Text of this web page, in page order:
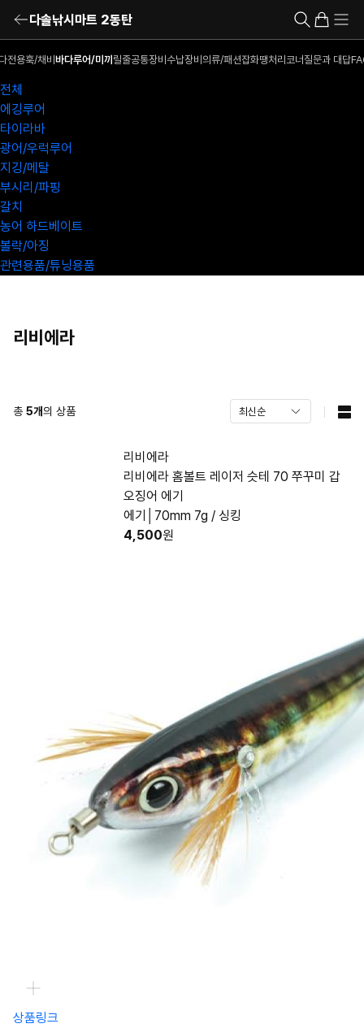
다솔낚시마트 2동탄
전용훅/채비 바다루어/미끼 릴줄공통장비 수납장비 의류/패션잡화땡처리코너 질문과 대답
전체
에깅루어
타이라바
광어/우럭루어
지깅/메탈
부시리/파핑
갈치
농어 하드베이트
볼락/아징
관련용품/튜닝용품
리비에라
총 5개의 상품
리비에라
리비에라 홈볼트 레이저 슷테 70 쭈꾸미 갑
오징어 에기
에기│70mm 7g / 싱킹
4,500원
상품링크